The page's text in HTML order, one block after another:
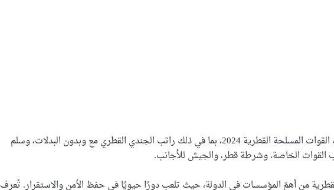
اكتشف تفاصيل رواتب القوات المسلحة القطرية 2024، بما في ذلك راتب الجندي القطري مع وبدون البدلات، وسلم
القوات الخاصة، وشرطة قطر، والجيش للأجانب.
من أهمّ المؤسسات في الدولة، حيث تلعب دورًا حيويًا في حفظ الأمن والاستقرار. تُعرف